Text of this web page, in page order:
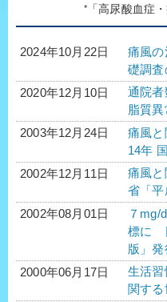
* 「高尿酸血症
2024年10月22日
痛風
礎調査
2020年12月10日
通院
脂質
2003年12月24日
痛風
14年
2002年12月11日
痛風
省「
2002年08月01日
７mg/
標に
版」発
2000年06月17日
生活
関する